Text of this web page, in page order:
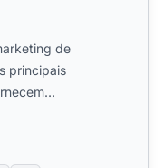
de
principais